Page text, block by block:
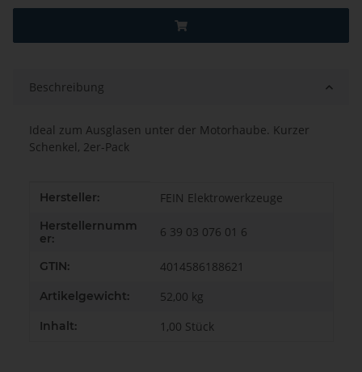
Beschreibung
Ideal zum Ausglasen unter der Motorhaube. Kurzer
Schenkel, 2er-Pack
Produkteigenschaft
Wert
Hersteller: FEIN Elektrowerkzeuge
Herstellernumm
er:
6 39 03 076 01 6
GTIN: 4014586188621
Artikelgewicht: 52,00 kg
Inhalt: 1,00 Stück